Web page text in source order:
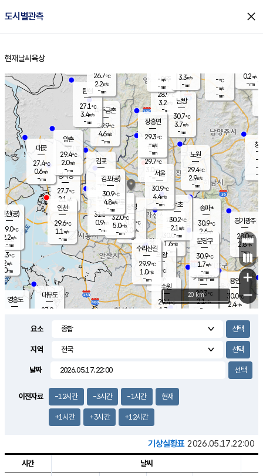
도시별관측 close
홈
현재날씨 육상
의도
℃
m/s
mm
영흥도
양주
28.9℃
3.2
-mm
과천
30.0℃
1.6m/s
- mm
용인
30.0℃
2.4m/s
경기광주
28.0℃
2.8m/s
-mm
0.5m/s
대부도
23.9
14.5
경서동
27.7℃
2.1 m/s
-mm
파주금촌
29.9℃
4.6m/s
-mm
-℃
-m/s
-mm
대곶
27.4℃
0.6m/s
-mm
창
-
-m/
-
탄현
27.1℃
3.4m/s
-mm
0.2m/s
-mm
의왕
- ℃
m/s
mm
김포
- ℃
-m/s
mm
광명
31.7 ℃
3.0 m/s
-mm
부천
31.5℃
0.9m/s
-mm
양촌
29.4℃
2.0m/s
-mm
구로
32.0℃
5.0m/s
-mm
은평
29.7℃
3.0 m/s
- mm
노원
29.4℃
2.9m/s
-mm
송파*
30.9℃
2.6m/s
-mm
서초
30.2℃
2.1 m/s
-mm
남방
30.7℃
3.7m/s
-mm
기흥구갈
29.3℃
2.1m/s
-
수리산길
29.9℃
1.0m/s
-mm
분당구
30.9℃
1.7m/s
-mm
장흥면
29.3℃
-m/s
-mm
-m/s
-mm
인천(공)
29.0℃
2.2m/s
-mm
김포(공)
30.9℃
4.8m/s
-mm
수원
29.4℃
1.7 m/s
인천
29.6℃
1.1 m/s
-mm
서울
30.9℃
4.4m/s
-mm
26.7℃
2.2m/s
-mm
3.3m/s
-mm
+
−
20 km
요소
지역
날짜
이전자료 -12시간 -3시간 -1시간 현재
+1시간 +3시간 +12시간
기상실황표 2026.05.17.22:00
시간 날씨